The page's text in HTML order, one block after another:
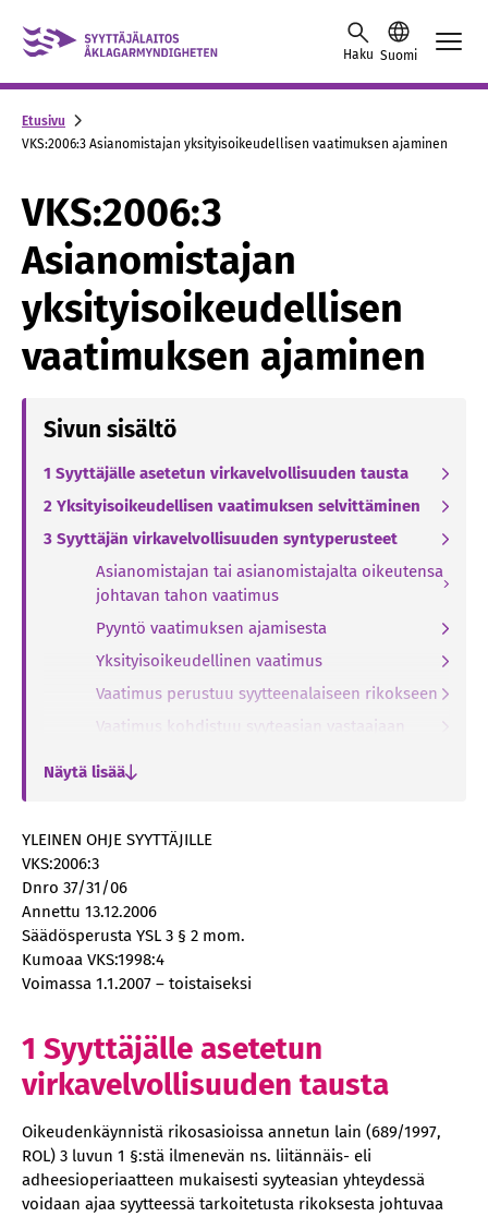
Skip to content -saavutettavuusohje
Haku Suomi
Etusivu
VKS:2006:3 Asianomistajan yksityisoikeudellisen vaatimuksen ajaminen
VKS:2006:3
Asianomistajan
yksityisoikeudellisen
vaatimuksen ajaminen
Sivun sisältö
1 Syyttäjälle asetetun virkavelvollisuuden tausta
2 Yksityisoikeudellisen vaatimuksen selvittäminen
3 Syyttäjän virkavelvollisuuden syntyperusteet
Asianomistajan tai asianomistajalta oikeutensa
johtavan tahon vaatimus
Pyyntö vaatimuksen ajamisesta
Yksityisoikeudellinen vaatimus
Vaatimus perustuu syytteenalaiseen rikokseen
Vaatimus kohdistuu syyteasian vastaajaan
Vaatimuksen ajamisesta ei ole olennaista
haittaa
4 Vaatimuksen ajamatta jättäminen
5 Syyttäjän menettelyn tutkiminen
6 Vaatimuksen ajaminen
Syyttäjän rooli
Haastehakemus
Ilmoitus käräjäoikeuden ratkaisusta
Muutoksenhaku
Näytä lisää
YLEINEN OHJE SYYTTÄJILLE
VKS:2006:3
Dnro 37/31/06
Annettu 13.12.2006
Säädösperusta YSL 3 § 2 mom.
Kumoaa VKS:1998:4
Voimassa 1.1.2007 – toistaiseksi
1 Syyttäjälle asetetun
virkavelvollisuuden tausta
Oikeudenkäynnistä rikosasioissa annetun lain (689/1997,
ROL) 3 luvun 1 §:stä ilmenevän ns. liitännäis- eli
adheesioperiaatteen mukaisesti syyteasian yhteydessä
voidaan ajaa syytteessä tarkoitetusta rikoksesta johtuvaa